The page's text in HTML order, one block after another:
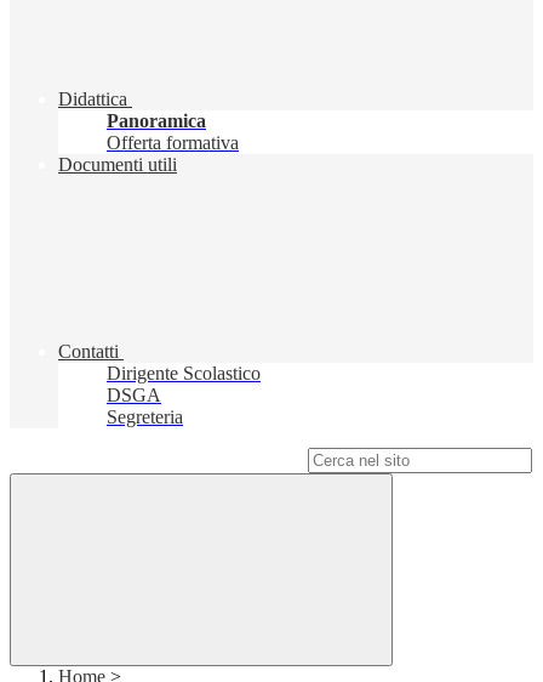
Didattica
Panoramica
Offerta formativa
Documenti utili
Contatti
Dirigente Scolastico
DSGA
Segreteria
Home >